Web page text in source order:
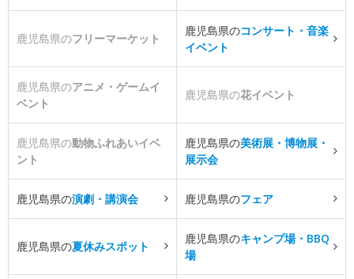
鹿児島県のフリーマーケット
鹿児島県のコンサート・音楽
イベント
鹿児島県のアニメ・ゲームイ
ベント
鹿児島県の花イベント
鹿児島県の動物ふれあいイベ
ント
鹿児島県の美術展・博物展・
展示会
鹿児島県の演劇・講演会 鹿児島県のフェア
鹿児島県の夏休みスポット
鹿児島県のキャンプ場・BBQ
場